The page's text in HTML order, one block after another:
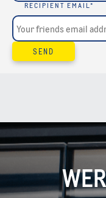
RECIPIENT EMAIL*
SEND